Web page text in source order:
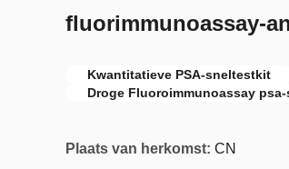
fluorimmunoassay-
Kwantitatieve PSA-sneltestkit
Droge Fluoroimmunoassay
Plaats van herkomst: CN